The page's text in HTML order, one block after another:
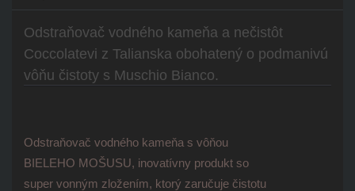
Odstraňovač vodného kameňa a nečistôt
Coccolatevi z Talianska obohatený o podmanivú
vôňu čistoty s Muschio Bianco.
Odstraňovač vodného kameňa s vôňou
BIELEHO MOŠUSU, inovatívny produkt so
super vonným zložením, ktorý zaručuje čistotu